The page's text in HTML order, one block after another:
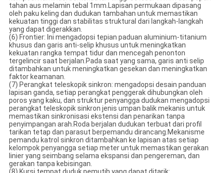
tahan aus melamin tebal 1mm.Lapisan permukaan dipasang
oleh paku keling dan dudukan tambahan untuk memastikan
kekuatan tinggi dan stabilitas struktural dari langkah-langkah
yang dapat digerakkan.
(6) Frontier: Ini mengadopsi tepian paduan aluminium-titanium
khusus dan garis anti-selip khusus untuk meningkatkan
kekuatan rangka tempat tidur dan mencegah penonton
tergelincir saat berjalan.Pada saat yang sama, garis anti selip
ditambahkan untuk meningkatkan gesekan dan meningkatkan
faktor keamanan.
(7) Perangkat teleskopik sinkron: mengadopsi desain panduan
lapisan ganda, setiap perangkat penggerak dihubungkan oleh
poros yang kaku, dan struktur penyangga dudukan mengadopsi
perangkat teleskopik sinkron jenis umpan balik mekanis untuk
memastikan sinkronisasi ekstensi dan penarikan tanpa
penyimpangan arah.Roda berjalan dudukan terbuat dari profil
tarikan tetap dan parasut berpemandu dirancang.Mekanisme
pemandu katrol sinkron ditambahkan ke lapisan atas setiap
kelompok penyangga setiap meter untuk memastikan gerakan
linier yang seimbang selama ekspansi dan pengereman, dan
gerakan tanpa kebisingan.